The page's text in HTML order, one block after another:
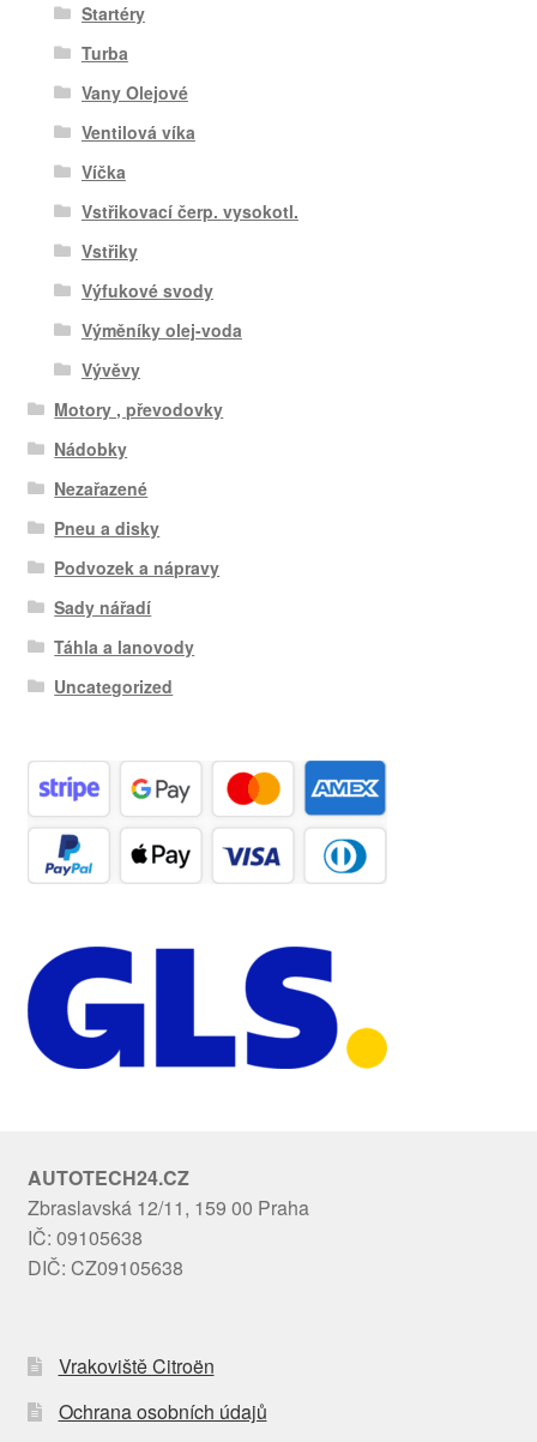
Startéry
Turba
Vany Olejové
Ventilová víka
Víčka
Vstřikovací čerp. vysokotl.
Vstřiky
Výfukové svody
Výměníky olej-voda
Vývěvy
Motory , převodovky
Nádobky
Nezařazené
Pneu a disky
Podvozek a nápravy
Sady nářadí
Táhla a lanovody
Uncategorized
AUTOTECH24.CZ
Zbraslavská 12/11, 159 00 Praha
IČ: 09105638
DIČ: CZ09105638
Vrakoviště Citroën
Ochrana osobních údajů